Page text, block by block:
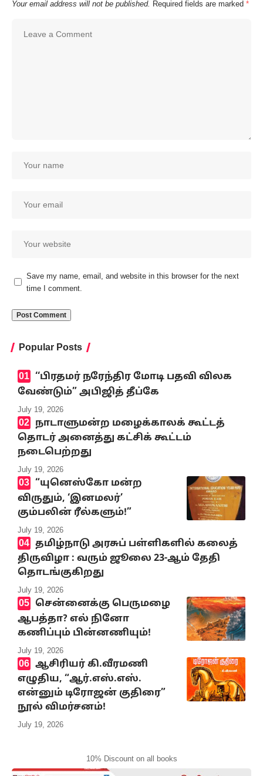
Your email address will not be published. Required fields are marked *
Save my name, email, and website in this browser for the next
time I comment.
Popular Posts
‘‘பிரதமர் நரேந்திர மோடி பதவி விலக
வேண்டும்” அபிஜித் தீப்கே
July 19, 2026
நாடாளுமன்ற மழைக்காலக் கூட்டத்
தொடர் அனைத்து கட்சிக் கூட்டம்
நடைபெற்றது
July 19, 2026
“யுனெஸ்கோ மன்ற
விருதும், ‘இனமலர்’
கும்பலின் ரீல்களும்!”
July 19, 2026
தமிழ்நாடு அரசுப் பள்ளிகளில் கலைத்
திருவிழா : வரும் ஜூலை 23-ஆம் தேதி
தொடங்குகிறது
July 19, 2026
சென்னைக்கு பெருமழை
ஆபத்தா? எல் நினோ
கணிப்பும் பின்னணியும்!
July 19, 2026
ஆசிரியர் கி.வீரமணி
எழுதிய, “ஆர்.எஸ்.எஸ்.
என்னும் டிரோஜன் குதிரை”
நூல் விமர்சனம்!
July 19, 2026
10% Discount on all books